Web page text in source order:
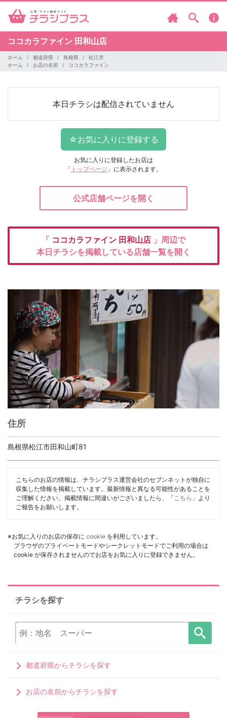
ココカラファイン 田和山店
ホーム 都道府県 島根県
松江市
ホーム
お店の名前 ココカラファイン
本日チラシは配信されていません
お気に入りに登録したお店は
「 トップページ 」に表示されます。
公式店舗ページを開く
「 ココカラファイン 田和山店 」周辺で
本日チラシを掲載している店舗一覧を開く
住所
島根県松江市田和山町81
こちらのお店の情報は、チラシプラス運営会社のセブンネットが独自に
収集した情報を掲載しています。最新情報と異なる可能性があることを
ご理解ください。掲載情報に間違いがございましたら、「 こちら 」より
ご報告をお願いします。
※お気に入りのお店の保存に cookie を利用しています。
ブラウザのプライベートモードやシークレットモードでご利用の場合は
cookie が保存されませんのでお店をお気に入りに登録できません。
チラシを探す
都道府県からチラシを探す
お店の名前からチラシを探す